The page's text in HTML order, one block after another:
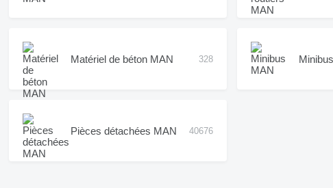
Matériel de béton MAN 328
Pièces détachées MAN 40676